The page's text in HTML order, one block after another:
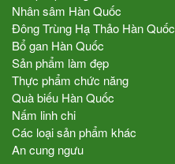
Nhân sâm Hàn Quốc
Đông Trùng Hạ Thảo Hàn Quốc
Bổ gan Hàn Quốc
Sản phẩm làm đẹp
Thực phẩm chức năng
Quà biếu Hàn Quốc
Nấm linh chi
Các loại sản phẩm khác
An cung ngưu